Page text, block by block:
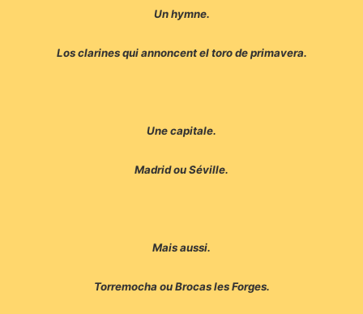
Un hymne.
Los clarines qui annoncent el toro de primavera.
Une capitale.
Madrid ou Séville.
Mais aussi.
Torremocha ou Brocas les Forges.